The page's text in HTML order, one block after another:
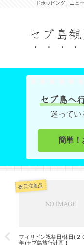
ドホッピング、ニュ
セブ島
セブ島へ
迷ってい
簡単！
祝日注意点
フィリピン祝祭日/休日(２
年)セブ島旅行計画！